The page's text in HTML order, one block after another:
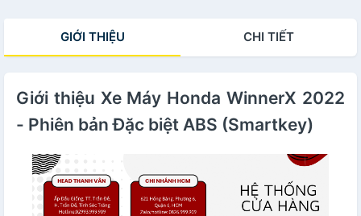
GIỚI THIỆU CHI TIẾT
Giới thiệu Xe Máy Honda WinnerX 2022
- Phiên bản Đặc biệt ABS (Smartkey)